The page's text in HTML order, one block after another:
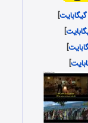
]
]
]
]